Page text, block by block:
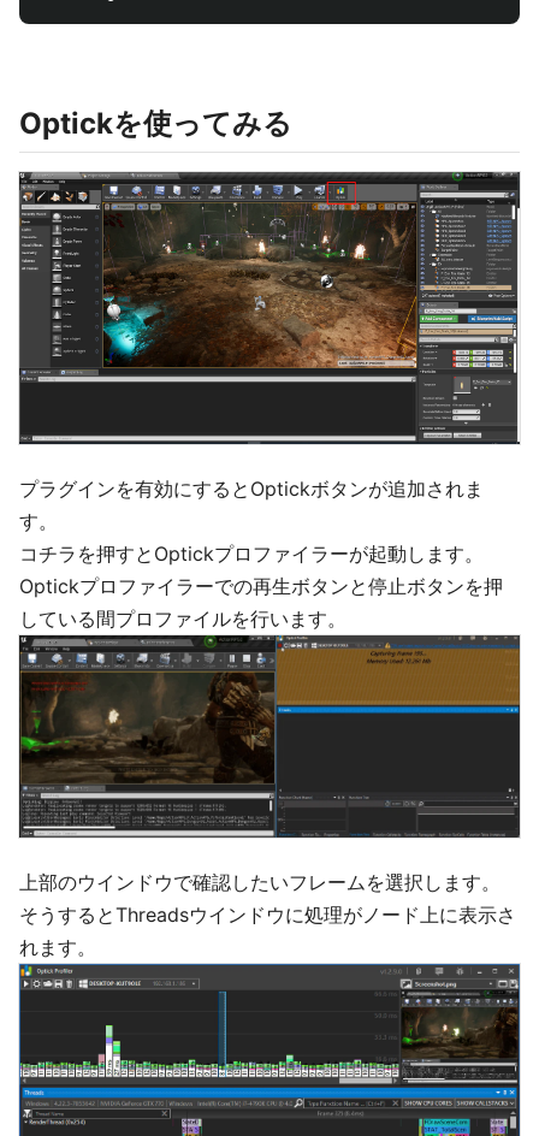
Optickを使ってみる
プラグインを有効にするとOptickボタンが追加されま
す。
コチラを押すとOptickプロファイラーが起動します。
Optickプロファイラーでの再生ボタンと停止ボタンを押
している間プロファイルを行います。
上部のウインドウで確認したいフレームを選択します。
そうするとThreadsウインドウに処理がノード上に表示さ
れます。